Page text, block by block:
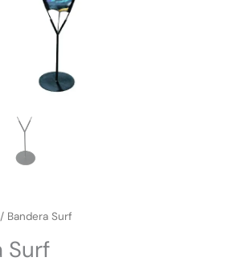
/ Bandera Surf
Surf